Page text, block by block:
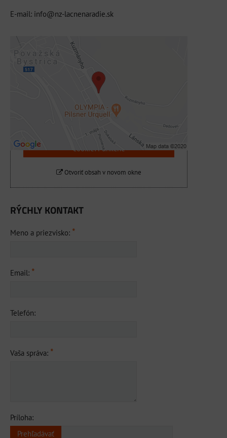
E-mail: info@nz-lacnenaradie.sk
Externý obsah je blokovaný Voľbami
súkromia
Prajete si načítať externý obsah?
Povoliť tentokrát
Povoliť a zapamätať - súhlas s druhom
cookie: Funkčné
Otvoriť obsah v novom okne
RÝCHLY KONTAKT
Meno a priezvisko: *
Email: *
Telefón:
Vaša správa: *
Príloha: